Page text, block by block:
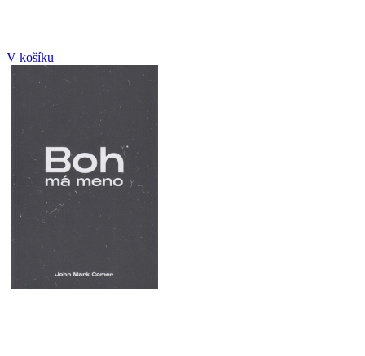
V košíku